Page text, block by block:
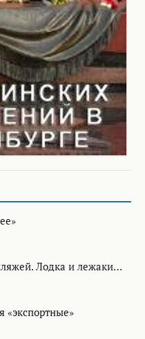
Лодка и лежаки…
«экспортные»